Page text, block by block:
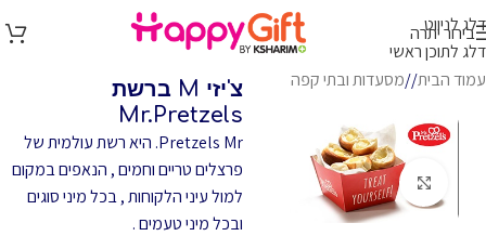
דלג לניווט
דלג לתוכן ראשי
בירור יתרה
עמוד הבית/ מסעדות ובתי קפה
לחץ להגדלה
צ'יזי M ברשת
Mr.Pretzels
Pretzels Mr. היא רשת עולמית של
פרצלים טריים וחמים , הנאפים במקום
למול עיני הלקוחות , בכל מיני סוגים
ובכל מיני טעמים .